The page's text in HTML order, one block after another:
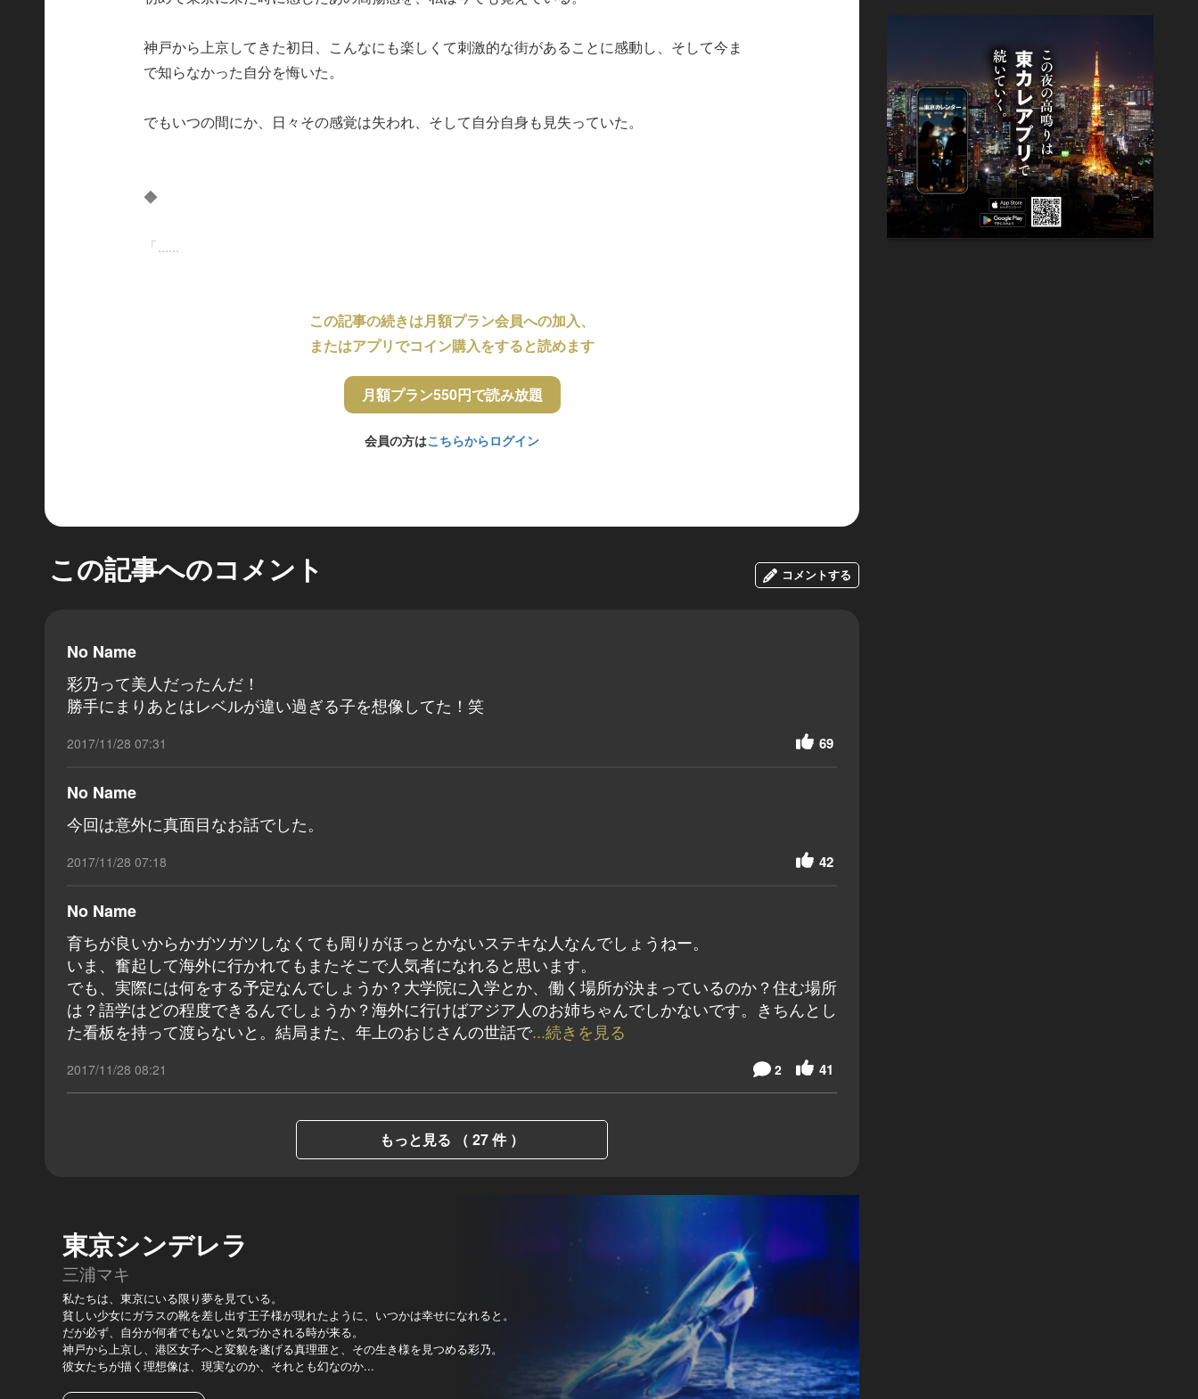
神戸から上京してきた初日、こんなにも楽しくて刺激的な街があることに感動し、そして今ま
で知らなかった自分を悔いた。
でもいつの間にか、日々その感覚は失われ、そして自分自身も見失っていた。
◆
「......
この記事の続きは月額プラン会員への加入、
またはアプリでコイン購入をすると読めます
月額プラン550円で読み放題
会員の方はこちらからログイン
この記事へのコメント コメントする
No Name
彩乃って美人だったんだ！
勝手にまりあとはレベルが違い過ぎる子を想像してた！笑
2017/11/28 07:31 69
No Name
今回は意外に真面目なお話でした。
2017/11/28 07:18 42
No Name
育ちが良いからかガツガツしなくても周りがほっとかないステキな人なんでしょうねー。
いま、奮起して海外に行かれてもまたそこで人気者になれると思います。
でも、実際には何をする予定なんでしょうか？大学院に入学とか、働く場所が決まっているのか？住む場所
は？語学はどの程度できるんでしょうか？海外に行けばアジア人のお姉ちゃんでしかないです。きちんとし
た看板を持って渡らないと。結局また、年上のおじさんの世話で...続きを見る
2017/11/28 08:21 41
2
もっと見る （ 27 件 ）
東京シンデレラ
三浦マキ
私たちは、東京にいる限り夢を見ている。
貧しい少女にガラスの靴を差し出す王子様が現れたように、いつかは幸せになれると。
だが必ず、自分が何者でもないと気づかされる時が来る。
神戸から上京し、港区女子へと変貌を遂げる真理亜と、その生き様を見つめる彩乃。
彼女たちが描く理想像は、現実なのか、それとも幻なのか...